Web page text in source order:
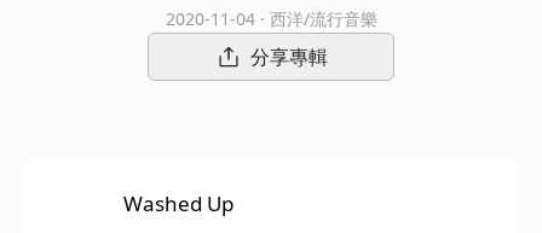
2020-11-04 · 西洋/流行音樂
分享專輯
Washed Up